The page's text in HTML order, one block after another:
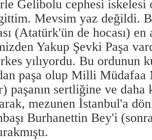
Gelibolu cephesi iskelesi
Mevsim yaz değildi.
(Atatürk'ün de hocası) en
Yakup Şevki Paşa
yılıyordu. Bu ordunun
paşa olup Milli Müdafaa
paşanın sertliğine ve daha
mezunen İstanbul'a
Burhanettin Bey'i